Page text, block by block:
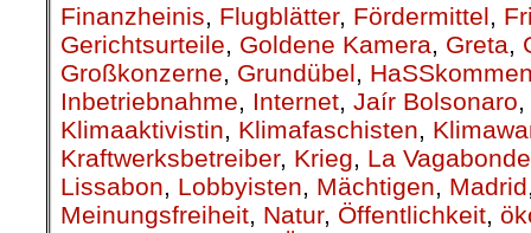
Finanzheinis, Flugblätter, Fördermittel,
Gerichtsurteile, Goldene Kamera, Greta,
Großkonzerne, Grundübel,
Inbetriebnahme, Internet, Jaír Bolsonaro,
Klimaaktivistin, Klimafaschisten,
Kraftwerksbetreiber, Krieg, La Vagabonde
Lissabon, Lobbyisten, Mächtigen, Madrid
Meinungsfreiheit, Natur, Öffentlichkeit,